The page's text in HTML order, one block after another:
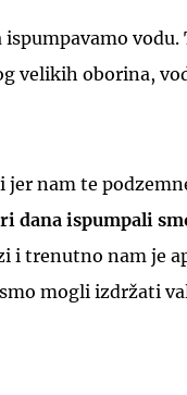
vodu.
velikih oborina,
jer nam te
dana ispumpali
i trenutno nam je
mogli izdržati